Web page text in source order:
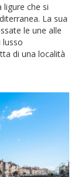
che si
La sua
le une alle
lusso
di una località